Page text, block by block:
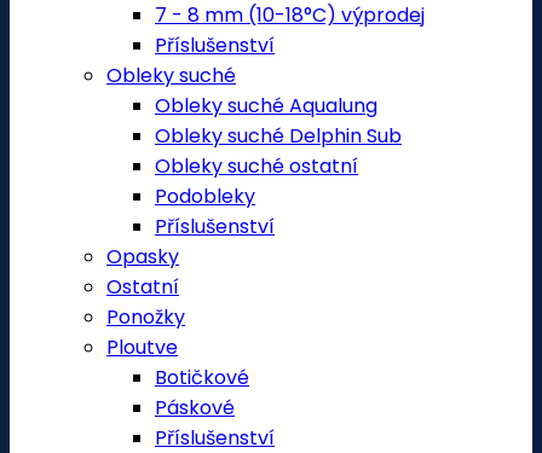
7 - 8 mm (10-18°C) výprodej
Příslušenství
Obleky suché
Obleky suché Aqualung
Obleky suché Delphin Sub
Obleky suché ostatní
Podobleky
Příslušenství
Opasky
Ostatní
Ponožky
Ploutve
Botičkové
Páskové
Příslušenství